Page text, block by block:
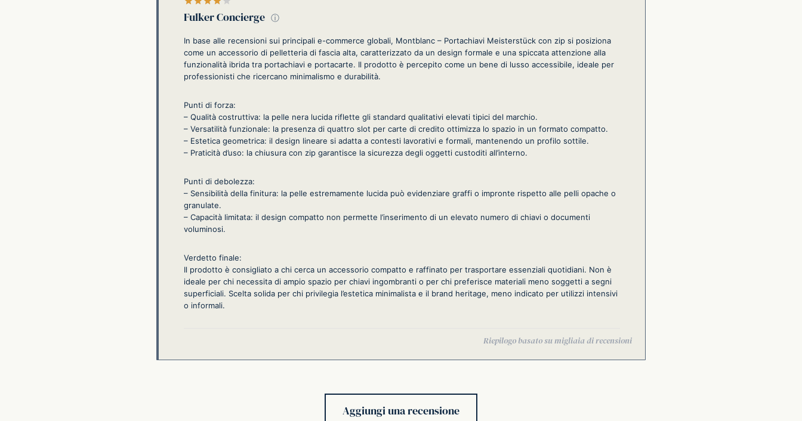
Fulker Concierge ⓘ
In base alle recensioni sui principali e-commerce globali, Montblanc – Portachiavi Meisterstück con zip si posiziona
come un accessorio di pelletteria di fascia alta, caratterizzato da un design formale e una spiccata attenzione alla
funzionalità ibrida tra portachiavi e portacarte. Il prodotto è percepito come un bene di lusso accessibile, ideale per
professionisti che ricercano minimalismo e durabilità.
Punti di forza:
– Qualità costruttiva: la pelle nera lucida riflette gli standard qualitativi elevati tipici del marchio.
– Versatilità funzionale: la presenza di quattro slot per carte di credito ottimizza lo spazio in un formato compatto.
– Estetica geometrica: il design lineare si adatta a contesti lavorativi e formali, mantenendo un profilo sottile.
– Praticità d’uso: la chiusura con zip garantisce la sicurezza degli oggetti custoditi all’interno.
Punti di debolezza:
– Sensibilità della finitura: la pelle estremamente lucida può evidenziare graffi o impronte rispetto alle pelli opache o
granulate.
– Capacità limitata: il design compatto non permette l’inserimento di un elevato numero di chiavi o documenti
voluminosi.
Verdetto finale:
Il prodotto è consigliato a chi cerca un accessorio compatto e raffinato per trasportare essenziali quotidiani. Non è
ideale per chi necessita di ampio spazio per chiavi ingombranti o per chi preferisce materiali meno soggetti a segni
superficiali. Scelta solida per chi privilegia l’estetica minimalista e il brand heritage, meno indicato per utilizzi intensivi
o informali.
Aggiungi una recensione